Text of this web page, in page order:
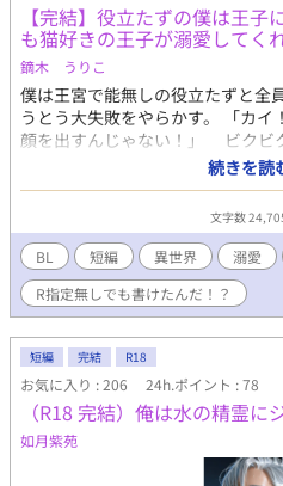
【完結】役立たずの僕は王
も猫好きの王子が溺愛してく
鏑木 うりこ
僕は王宮で能無しの役立たずと全
うとう大失敗をやらかす。 「カ
顔を出すんじゃない！」 ビクビ
べてくれたのは隣の隣の国の王子
いても？」 僕はどうしたら良
役立たずの僕がとても可愛がら
がありません！ 色々緩いです。 1
まぁ要素がありますが、令嬢もの
みです。 小話も完結致しました
す(*'▽'*) 小話の方もこれで完結
にありがとうございました！ ア
《うちの子》推し会で小話を書い
⇒https://www.alphapolis.co.jp/
続きを読
文字数
BL 短編 異世界 溺愛
R指定無しでも書けたんだ！？
短編 完結 R18
お気に入り : 206 24h.ポイント : 78
（R18 完結）俺は水の精霊に
如月紫苑